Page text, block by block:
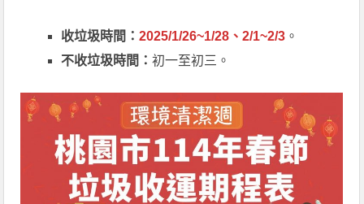
收垃圾時間：2025/1/26~1/28、2/1~2/3 。
不收垃圾時間：初一至初三。